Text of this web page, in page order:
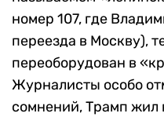
номер 107, где
переезда в Москву),
переоборудован в
Журналисты особо
сомнений, Трамп жил